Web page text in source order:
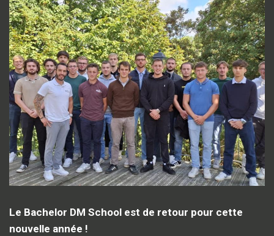
Le Bachelor DM School est de retour pour cette
nouvelle année !